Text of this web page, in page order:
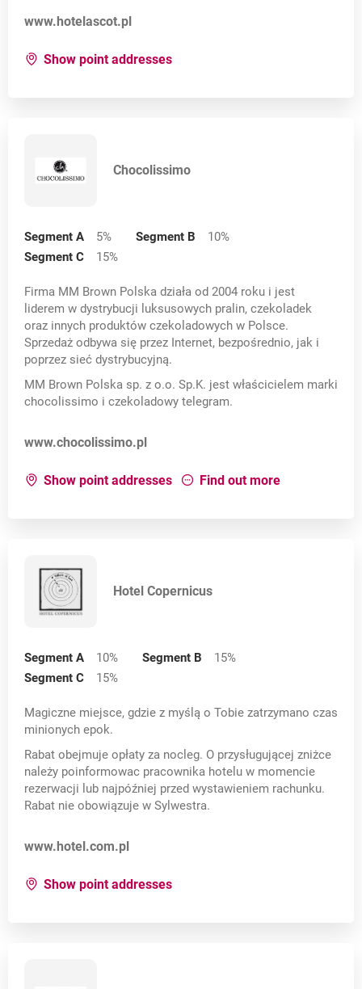
Opens in a new card
www.hotelascot.pl
Show point addressesfor:
Chocolissimo
Segment A 5% Segment B 10%
Segment C
15%
Firma MM Brown Polska działa od 2004 roku i jest
liderem w dystrybucji luksusowych pralin, czekoladek
oraz innych produktów czekoladowych w Polsce.
Sprzedaż odbywa się przez Internet, bezpośrednio, jak i
poprzez sieć dystrybucyjną.
MM Brown Polska sp. z o.o. Sp.K. jest właścicielem marki
chocolissimo i czekoladowy telegram.
Opens in a new card
www.chocolissimo.pl
Show point addressesfor: Chocolissimo
Find out moreabout:
Hotel Copernicus
Segment A 10% Segment B 15%
Segment C
15%
Magiczne miejsce, gdzie z myślą o Tobie zatrzymano czas
minionych epok.
Rabat obejmuje opłaty za nocleg. O przysługującej zniżce
należy poinformowac pracownika hotelu w momencie
rezerwacji lub najpóźniej przed wystawieniem rachunku.
Rabat nie obowiązuje w Sylwestra.
Opens in a new card
www.hotel.com.pl
Show point addressesfor: